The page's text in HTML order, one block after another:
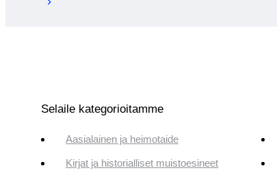
Selaile kategorioitamme
Aasialainen ja heimotaide
Kirjat ja historialliset muistoesineet